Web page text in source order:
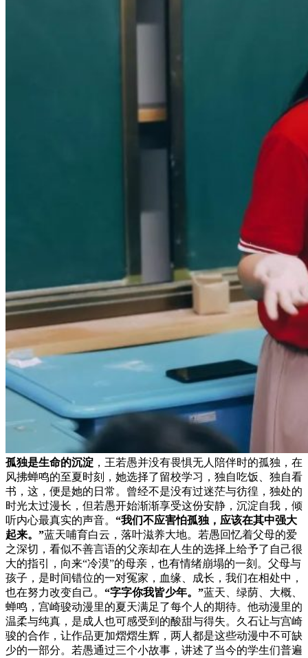
孤独是生命的沉淀 ，王若愚并没有畏惧无人陪伴时的孤独，在
风拂蝉鸣的至夏时刻，她选择了留校学习，独自吃饭、独自看
书，这，便是她的日常。曾经不是没有过迷茫与彷徨，独处的
时光太过漫长，但若愚开始渐渐享受这份安静，沉淀自我，倾
听内心最真实的声音。 “我们不应害怕孤独，应该在其中强大
起来。”蓝天哺育白云，落叶滋养大地。若愚回忆着父母的爱
之深切，看似不善言语的父亲却在人生的选择上给予了自己很
大的指引，向来“冷漠”的母亲，也有情绪崩塌的一刻。父母与
孩子，是时间错位的一对冤家，血缘、成长，我们在相处中，
也在努力改变自己。 “字字你我皆少年。”蓝天、绿荫、大概、
蝉鸣，宫崎骏动漫里的夏天满足了每个人的期待。他动漫里的
温柔与纯真，是成人也可感受到的酸甜与得失。久石让与宫崎
骏的合作，让作品更加熠熠生辉，两人都是这些动漫中不可缺
少的一部分。若愚通过三个小故事，讲述了当今的学生们普遍